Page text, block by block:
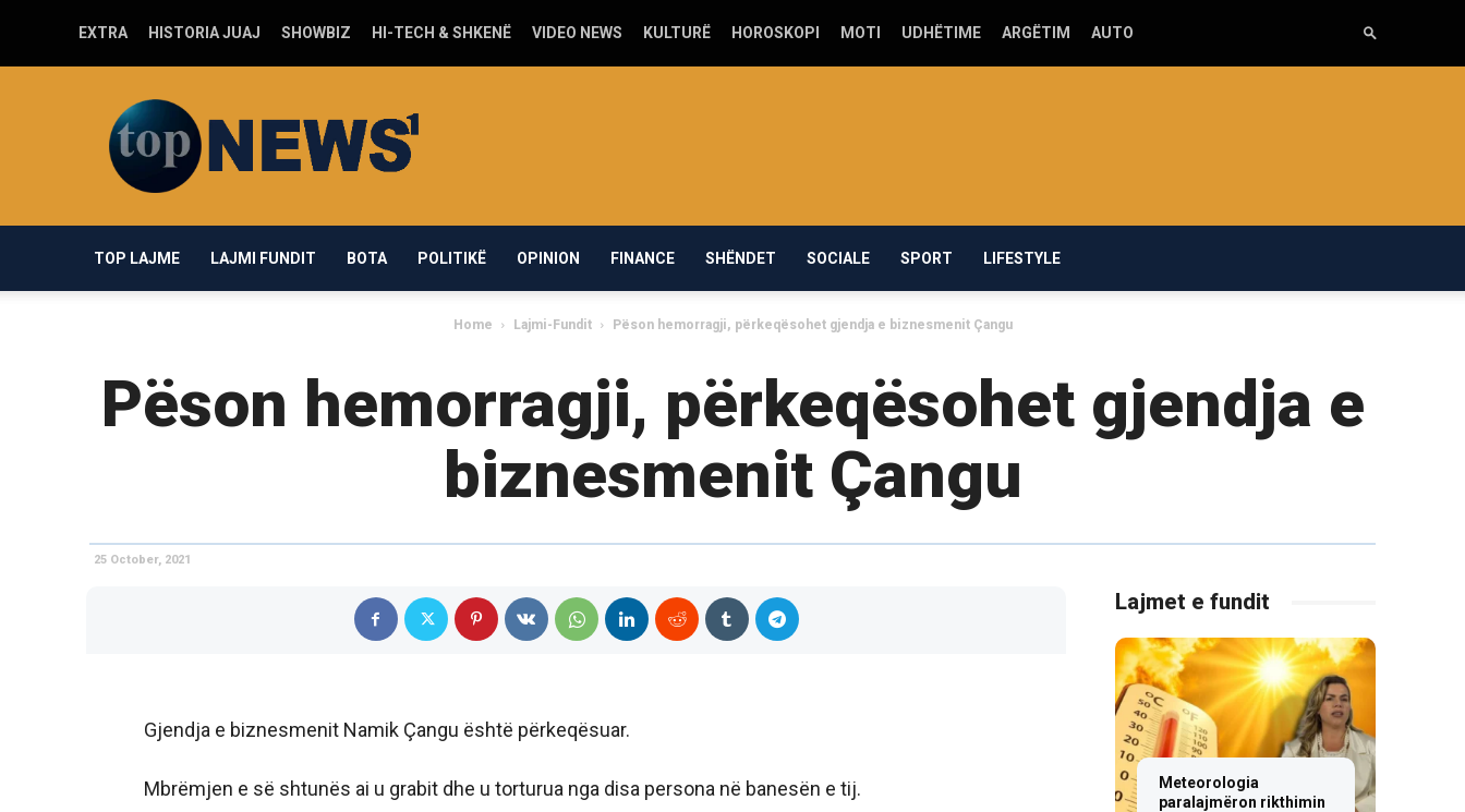
EXTRA HISTORIA JUAJ SHOWBIZ HI-TECH & SHKENË VIDEO NEWS KULTURË HOROSKOPI MOTI UDHËTIME ARGËTIM AUTO
news1.com
TOP LAJME LAJMI FUNDIT BOTA POLITIKË OPINION FINANCE SHËNDET SOCIALE SPORT LIFESTYLE
Home Lajmi-Fundit Pëson hemorragji, përkeqësohet gjendja e biznesmenit Çangu
Pëson hemorragji, përkeqësohet gjendja e
biznesmenit Çangu
25 October, 2021
Gjendja e biznesmenit Namik Çangu është përkeqësuar.
Mbrëmjen e së shtunës ai u grabit dhe u torturua nga disa persona në banesën e tij.
Lajmet e fundit
Meteorologia
paralajmëron rikthimin